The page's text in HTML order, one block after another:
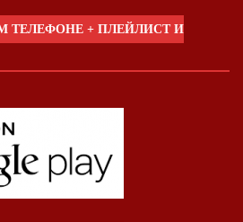
ТЕЛЕФОНЕ + ПЛЕЙЛИСТ И